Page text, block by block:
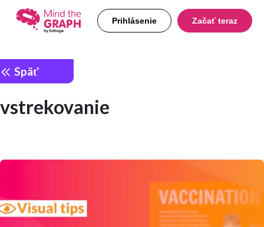
Prihlásenie Začať teraz
Späť
vstrekovanie